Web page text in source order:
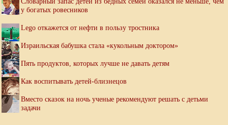
у богатых ровесников
Lego откажется от нефти в пользу тростника
Израильская бабушка стала «кукольным доктором»
Пять продуктов, которых лучше не давать детям
Как воспитывать детей-близнецов
Вместо сказок на ночь ученые рекомендуют решать с детьми
задачи